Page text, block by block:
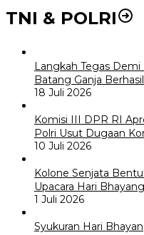
TNI & POLRI
Langkah Tegas
Batang Ganja
18 Juli 2026
Komisi III DPR RI
Polri Usut Dugaan
10 Juli 2026
Kolone Senjata
Upacara Hari
1 Juli 2026
Syukuran Hari